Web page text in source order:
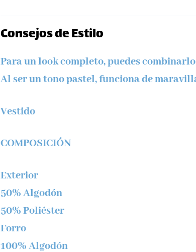
Consejos de Estilo
Para un look completo, puedes
Al ser un tono pastel, funciona de
Vestido
COMPOSICIÓN
Exterior
50% Algodón
50% Poliéster
Forro
100% Algodón